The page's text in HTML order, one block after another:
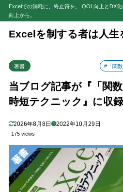
Excelでの消耗に、終止符を。 QOL向上とDX
向上から。
Excelを制する者は人生
著書 #「関
当ブログ記事が『「関
時短テクニック』に収
2026年8月8日 2022年10月29日
175 views
目次
2 本書で掲載された当ブログ記事
3 Amazon等で販売中です！
4 さいごに